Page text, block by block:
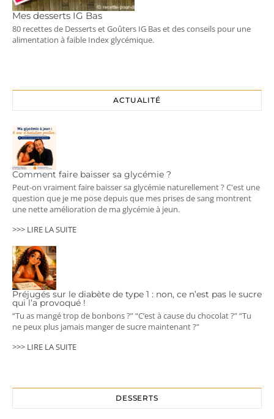
Mes desserts IG Bas
80 recettes de Desserts et Goûters IG Bas et des conseils pour une
alimentation à faible Index glycémique.
ACTUALITÉ
Comment faire baisser sa glycémie ?
Peut-on vraiment faire baisser sa glycémie naturellement ? C'est une
question que je me pose depuis que mes prises de sang montrent
une nette amélioration de ma glycémie à jeun.
>>> LIRE LA SUITE
Préjugés sur le diabète de type 1 : non, ce n’est pas le sucre
qui l’a provoqué !
“Tu as mangé trop de bonbons ?” “C’est à cause du chocolat ?” “Tu
ne peux plus jamais manger de sucre maintenant ?”
>>> LIRE LA SUITE
DESSERTS